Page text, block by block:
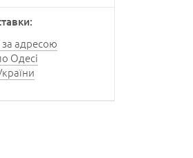
адресою
Одесі